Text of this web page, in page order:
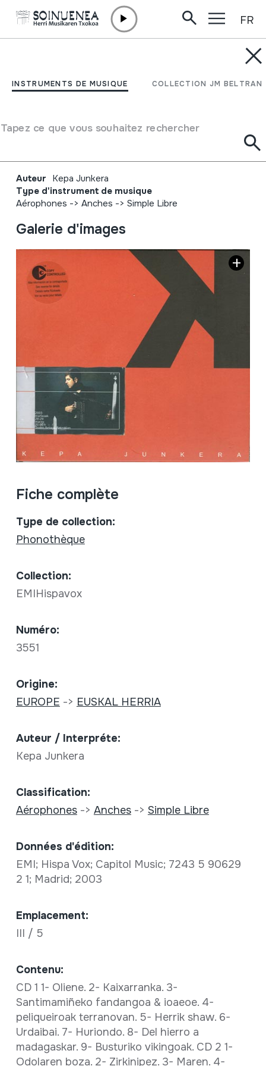
INSTRUMENTS DE MUSIQUE COLLECTION JM BELTRAN
Tapez ce que vous souhaitez rechercher
FR
K. Kepa Junkera. 2003
20:00h Teatro Arriaga
Auteur Kepa Junkera
Type d'instrument de musique
Aérophones -> Anches -> Simple Libre
Galerie d'images
Fiche complète
Type de collection:
Phonothèque
Collection:
EMIHispavox
Numéro:
3551
Origine:
EUROPE -> EUSKAL HERRIA
Auteur / Interpréte:
Kepa Junkera
Classification:
Aérophones-> Anches-> Simple Libre
Données d'édition:
EMI; Hispa Vox; Capitol Music; 7243 5 90629
2 1; Madrid; 2003
Emplacement:
III / 5
Contenu:
CD 1 1- Oliene. 2- Kaixarranka. 3-
Santimamiñeko fandangoa & ioaeoe. 4-
peliqueiroak terranovan. 5- Herrik shaw. 6-
Urdaibai. 7- Huriondo. 8- Del hierro a
madagaskar. 9- Busturiko vikingoak. CD 2 1-
Odolaren boza. 2- Zirkinipez. 3- Maren. 4-